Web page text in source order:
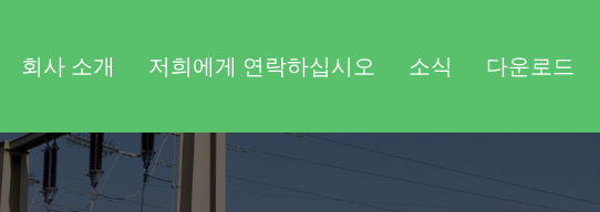
회사 소개 저희에게 연락하십시오 소식 다운로드